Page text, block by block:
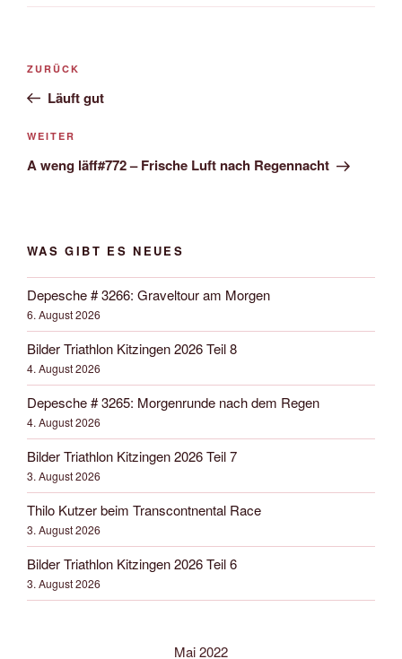
Beitrags-
Vorheriger
Beitrag
ZURÜCK
Läuft gut
Nächster
Beitrag
WEITER
A weng läff#772 – Frische Luft nach Regennacht
WAS GIBT ES NEUES
Depesche # 3266: Graveltour am Morgen
6. August 2026
Bilder Triathlon Kitzingen 2026 Teil 8
4. August 2026
Depesche # 3265: Morgenrunde nach dem Regen
4. August 2026
Bilder Triathlon Kitzingen 2026 Teil 7
3. August 2026
Thilo Kutzer beim Transcontnental Race
3. August 2026
Bilder Triathlon Kitzingen 2026 Teil 6
3. August 2026
Mai 2022